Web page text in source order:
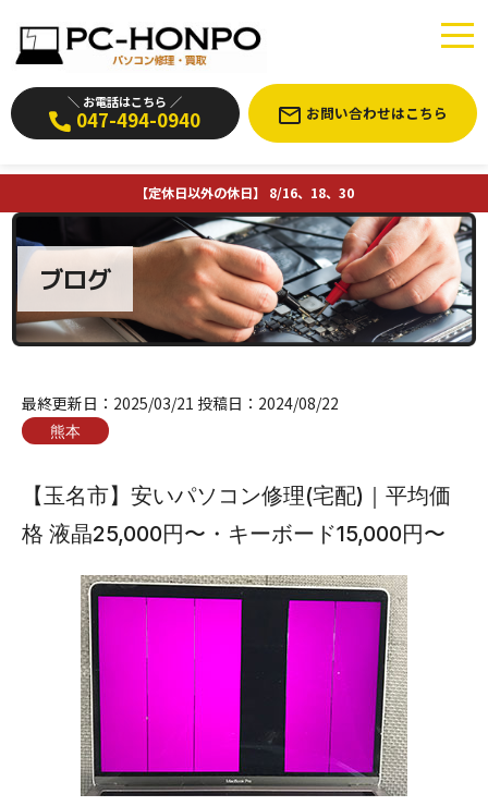
＼ お電話はこちら ／
047-494-0940 お問い合わせはこちら
【定休日以外の休日】 8/16、18、30
ブログ
最終更新日： 2025/03/21 投稿日： 2024/08/22
熊本
【玉名市】安いパソコン修理(宅配)｜平均価
格 液晶25,000円〜・キーボード15,000円〜